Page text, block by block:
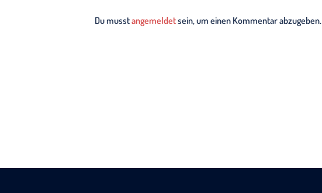
Du musstangemeldetsein, um einen Kommentar abzugeben.